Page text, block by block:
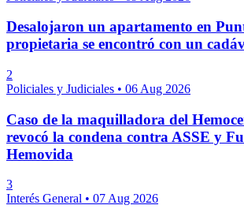
Desalojaron un apartamento en
propietaria se encontró con un
2
Policiales y Judiciales • 06 Aug 2026
Caso de la maquilladora del
revocó la condena contra ASSE y
Hemovida
3
Interés General • 07 Aug 2026